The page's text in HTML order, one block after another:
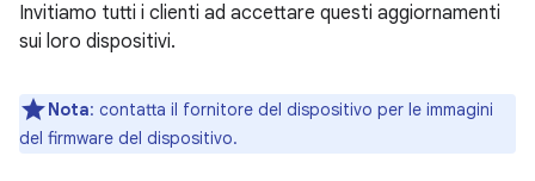
Invitiamo tutti i clienti ad accettare questi aggiornamenti
sui loro dispositivi.
Nota: contatta il fornitore del dispositivo per le immagini
del firmware del dispositivo.